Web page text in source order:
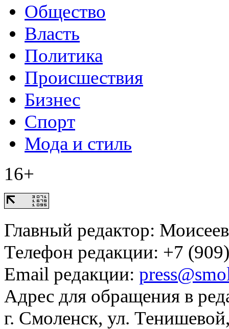
Общество
Власть
Политика
Происшествия
Бизнес
Спорт
Мода и стиль
16+
Главный редактор:
Телефон редакции: +7
Email редакции:
Адрес для обращения в
г. Смоленск, ул.